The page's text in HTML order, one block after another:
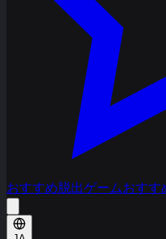
おすすめ脱出ゲームおすす